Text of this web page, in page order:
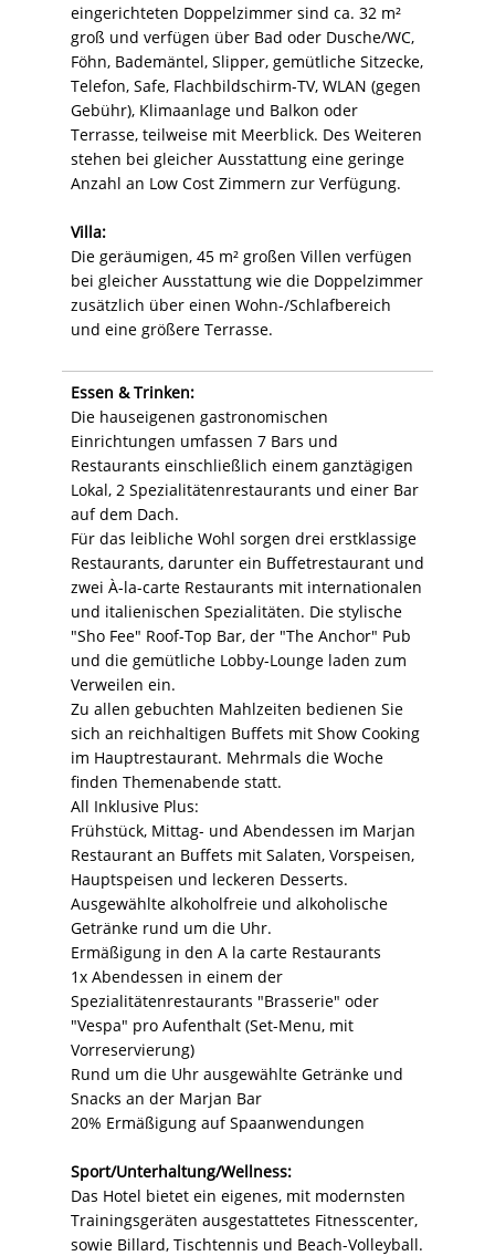
eingerichteten Doppelzimmer sind ca. 32 m²
groß und verfügen über Bad oder Dusche/WC,
Föhn, Bademäntel, Slipper, gemütliche Sitzecke,
Telefon, Safe, Flachbildschirm-TV, WLAN (gegen
Gebühr), Klimaanlage und Balkon oder
Terrasse, teilweise mit Meerblick. Des Weiteren
stehen bei gleicher Ausstattung eine geringe
Anzahl an Low Cost Zimmern zur Verfügung.
Villa:
Die geräumigen, 45 m² großen Villen verfügen
bei gleicher Ausstattung wie die Doppelzimmer
zusätzlich über einen Wohn-/Schlafbereich
und eine größere Terrasse.
Essen & Trinken:
Die hauseigenen gastronomischen
Einrichtungen umfassen 7 Bars und
Restaurants einschließlich einem ganztägigen
Lokal, 2 Spezialitätenrestaurants und einer Bar
auf dem Dach.
Für das leibliche Wohl sorgen drei erstklassige
Restaurants, darunter ein Buffetrestaurant und
zwei À-la-carte Restaurants mit internationalen
und italienischen Spezialitäten. Die stylische
"Sho Fee" Roof-Top Bar, der "The Anchor" Pub
und die gemütliche Lobby-Lounge laden zum
Verweilen ein.
Zu allen gebuchten Mahlzeiten bedienen Sie
sich an reichhaltigen Buffets mit Show Cooking
im Hauptrestaurant. Mehrmals die Woche
finden Themenabende statt.
All Inklusive Plus:
Frühstück, Mittag- und Abendessen im Marjan
Restaurant an Buffets mit Salaten, Vorspeisen,
Hauptspeisen und leckeren Desserts.
Ausgewählte alkoholfreie und alkoholische
Getränke rund um die Uhr.
Ermäßigung in den A la carte Restaurants
1x Abendessen in einem der
Spezialitätenrestaurants "Brasserie" oder
"Vespa" pro Aufenthalt (Set-Menu, mit
Vorreservierung)
Rund um die Uhr ausgewählte Getränke und
Snacks an der Marjan Bar
20% Ermäßigung auf Spaanwendungen
Sport/Unterhaltung/Wellness:
Das Hotel bietet ein eigenes, mit modernsten
Trainingsgeräten ausgestattetes Fitnesscenter,
sowie Billard, Tischtennis und Beach-Volleyball.